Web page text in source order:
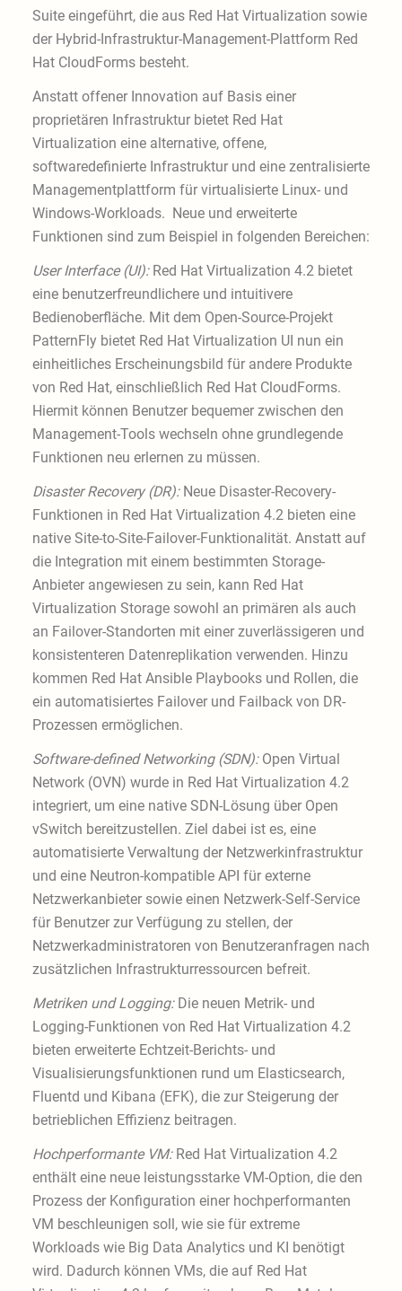
Suite eingeführt, die aus Red Hat Virtualization sowie
der Hybrid-Infrastruktur-Management-Plattform Red
Hat CloudForms besteht.
Anstatt offener Innovation auf Basis einer
proprietären Infrastruktur bietet Red Hat
Virtualization eine alternative, offene,
softwaredefinierte Infrastruktur und eine zentralisierte
Managementplattform für virtualisierte Linux- und
Windows-Workloads. Neue und erweiterte
Funktionen sind zum Beispiel in folgenden Bereichen:
User Interface (UI):Red Hat Virtualization 4.2 bietet
eine benutzerfreundlichere und intuitivere
Bedienoberfläche. Mit dem Open-Source-Projekt
PatternFly bietet Red Hat Virtualization UI nun ein
einheitliches Erscheinungsbild für andere Produkte
von Red Hat, einschließlich Red Hat CloudForms.
Hiermit können Benutzer bequemer zwischen den
Management-Tools wechseln ohne grundlegende
Funktionen neu erlernen zu müssen.
Disaster Recovery (DR):Neue Disaster-Recovery-
Funktionen in Red Hat Virtualization 4.2 bieten eine
native Site-to-Site-Failover-Funktionalität. Anstatt auf
die Integration mit einem bestimmten Storage-
Anbieter angewiesen zu sein, kann Red Hat
Virtualization Storage sowohl an primären als auch
an Failover-Standorten mit einer zuverlässigeren und
konsistenteren Datenreplikation verwenden. Hinzu
kommen Red Hat Ansible Playbooks und Rollen, die
ein automatisiertes Failover und Failback von DR-
Prozessen ermöglichen.
Software-defined Networking (SDN):Open Virtual
Network (OVN) wurde in Red Hat Virtualization 4.2
integriert, um eine native SDN-Lösung über Open
vSwitch bereitzustellen. Ziel dabei ist es, eine
automatisierte Verwaltung der Netzwerkinfrastruktur
und eine Neutron-kompatible API für externe
Netzwerkanbieter sowie einen Netzwerk-Self-Service
für Benutzer zur Verfügung zu stellen, der
Netzwerkadministratoren von Benutzeranfragen nach
zusätzlichen Infrastrukturressourcen befreit.
Metriken und Logging:Die neuen Metrik- und
Logging-Funktionen von Red Hat Virtualization 4.2
bieten erweiterte Echtzeit-Berichts- und
Visualisierungsfunktionen rund um Elasticsearch,
Fluentd und Kibana (EFK), die zur Steigerung der
betrieblichen Effizienz beitragen.
Hochperformante VM:Red Hat Virtualization 4.2
enthält eine neue leistungsstarke VM-Option, die den
Prozess der Konfiguration einer hochperformanten
VM beschleunigen soll, wie sie für extreme
Workloads wie Big Data Analytics und KI benötigt
wird. Dadurch können VMs, die auf Red Hat